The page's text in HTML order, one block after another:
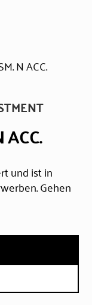
N ACC.
und ist in
Gehen